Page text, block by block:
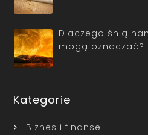
Dlaczego śnią
mogą oznaczać?
Kategorie
Biznes i finanse